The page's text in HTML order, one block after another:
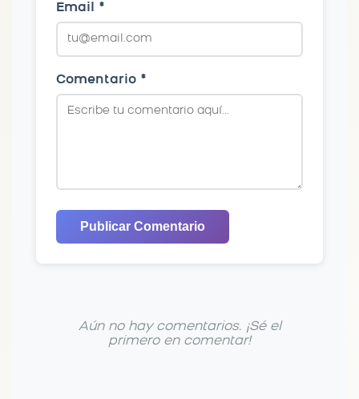
Email *
Comentario *
Publicar Comentario
Aún no hay comentarios. ¡Sé el
primero en comentar!